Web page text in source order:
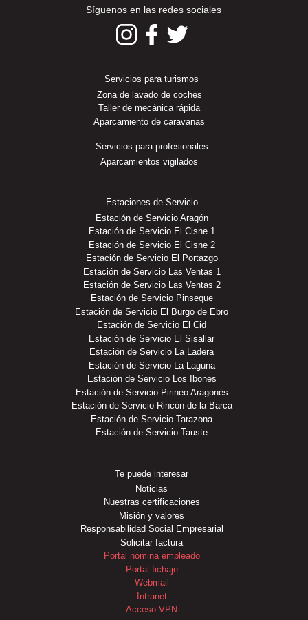
Síguenos en las redes sociales
Servicios para turismos
Zona de lavado de coches
Taller de mecánica rápida
Aparcamiento de caravanas
Servicios para profesionales
Aparcamientos vigilados
Estaciones de Servicio
Estación de Servicio Aragón
Estación de Servicio El Cisne 1
Estación de Servicio El Cisne 2
Estación de Servicio El Portazgo
Estación de Servicio Las Ventas 1
Estación de Servicio Las Ventas 2
Estación de Servicio Pinseque
Estación de Servicio El Burgo de Ebro
Estación de Servicio El Cid
Estación de Servicio El Sisallar
Estación de Servicio La Ladera
Estación de Servicio La Laguna
Estación de Servicio Los Ibones
Estación de Servicio Pirineo Aragonés
Estación de Servicio Rincón de la Barca
Estación de Servicio Tarazona
Estación de Servicio Tauste
Te puede interesar
Noticias
Nuestras certificaciones
Misión y valores
Responsabilidad Social Empresarial
Solicitar factura
Portal nómina empleado
Portal fichaje
Webmail
Intranet
Acceso VPN